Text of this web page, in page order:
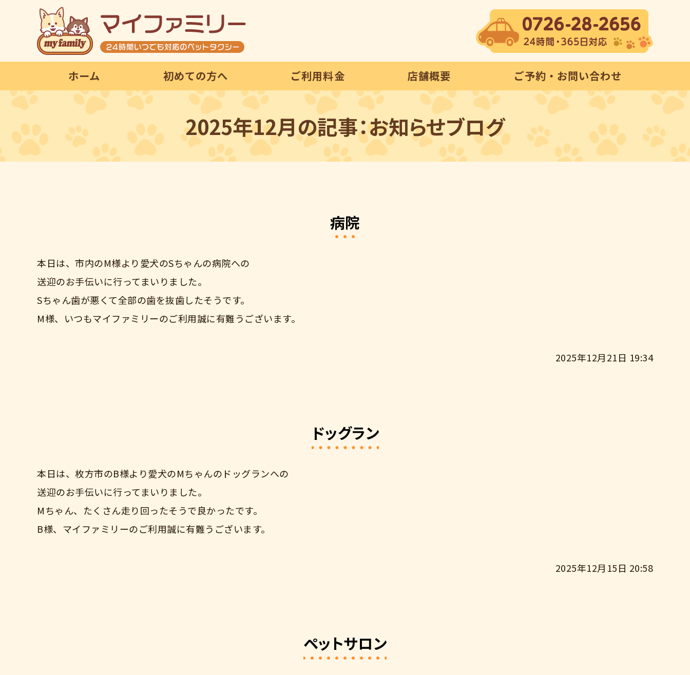
ホーム 初めての方へ ご利用料金 店舗概要 ご予約・お問い合わせ
2025年12月の記事：お知らせブログ
病院
本日は、市内のM様より愛犬のSちゃんの病院への
送迎のお手伝いに行ってまいりました。
Sちゃん歯が悪くて全部の歯を抜歯したそうです。
M様、いつもマイファミリーのご利用誠に有難うございます。
2025年12月21日 19:34
ドッグラン
本日は、枚方市のB様より愛犬のMちゃんのドッグランへの
送迎のお手伝いに行ってまいりました。
Mちゃん、たくさん走り回ったそうで良かったです。
B様、マイファミリーのご利用誠に有難うございます。
2025年12月15日 20:58
ペットサロン